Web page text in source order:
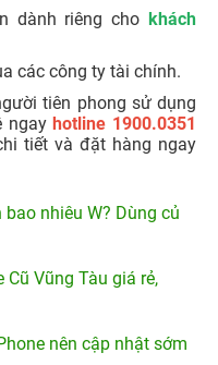
dành riêng cho khách
các công ty tài chính.
tiên phong sử dụng
ngay hotline 1900.0351
tiết và đặt hàng ngay
nhiêu W? Dùng củ
Vũng Tàu giá rẻ,
nên cập nhật sớm